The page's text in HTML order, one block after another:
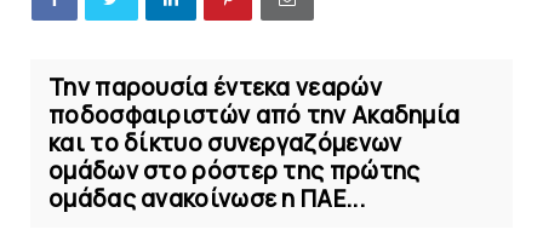
Την παρουσία έντεκα νεαρών
ποδοσφαιριστών από την Ακαδημία
και το δίκτυο συνεργαζόμενων
ομάδων στο ρόστερ της πρώτης
ομάδας ανακοίνωσε η ΠΑΕ...